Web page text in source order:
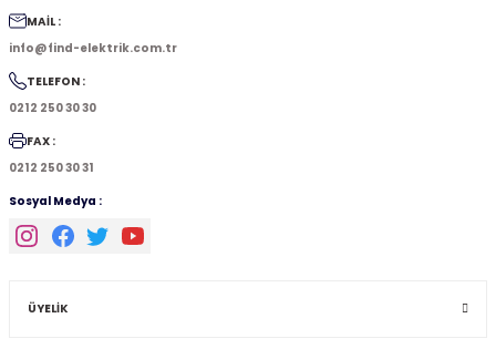
MAİL :
info@find-elektrik.com.tr
TELEFON :
0212 250 30 30
FAX :
0212 250 30 31
Sosyal Medya :
ÜYELİK